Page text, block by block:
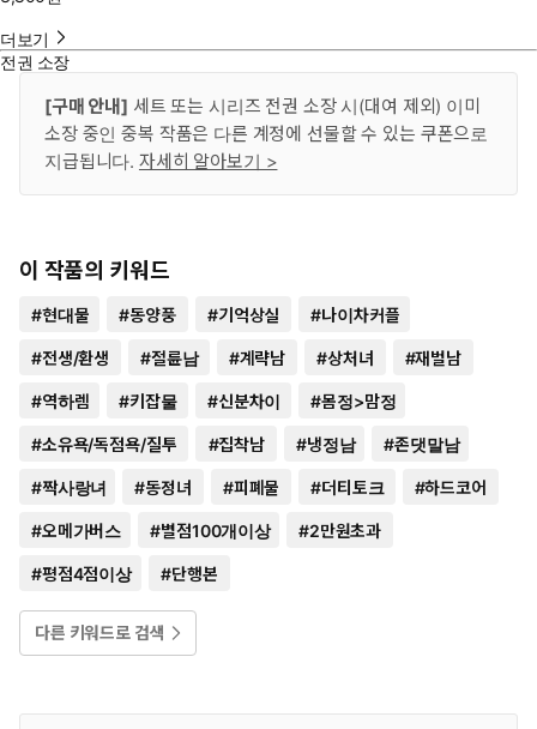
더보기
전권 소장
[구매 안내] 세트 또는 시리즈 전권 소장 시(대여 제외) 이미
소장 중인 중복 작품은 다른 계정에 선물할 수 있는 쿠폰으로
지급됩니다. 자세히 알아보기 >
이 작품의 키워드
#현대물 #동양풍 #기억상실 #나이차커플
#전생/환생 #절륜남 #계략남 #상처녀 #재벌남
#역하렘 #키잡물 #신분차이 #몸정>맘정
#소유욕/독점욕/질투 #집착남 #냉정남 #존댓말남
#짝사랑녀 #동정녀 #피폐물 #더티토크 #하드코어
#오메가버스 #별점100개이상 #2만원초과
#평점4점이상 #단행본
다른 키워드로 검색